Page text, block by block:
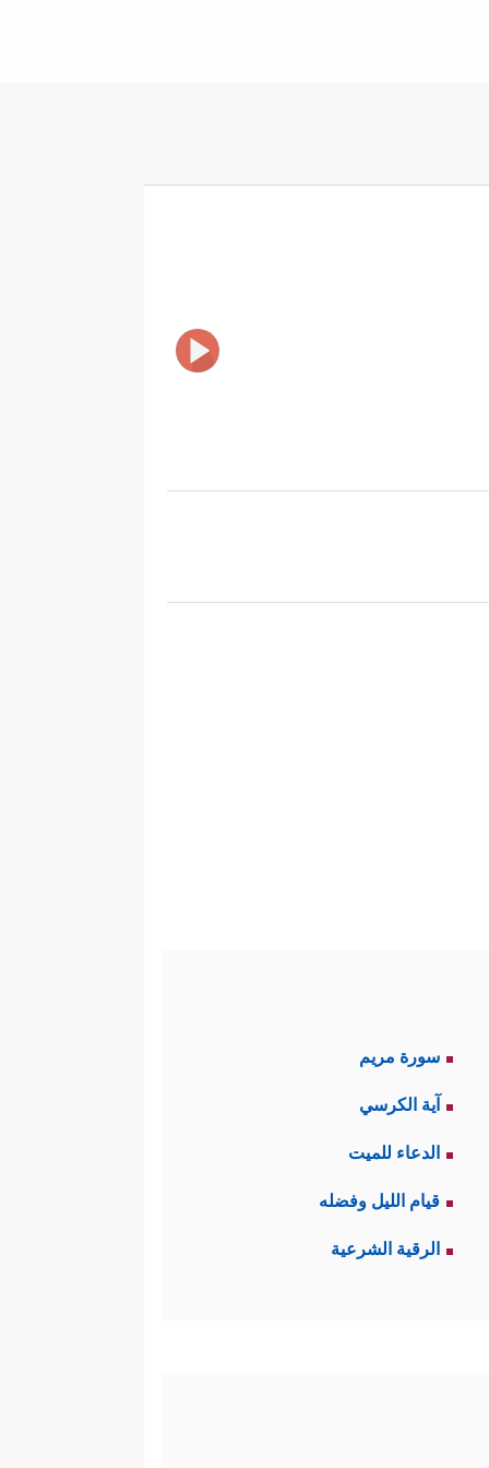
سورة مريم
آية الكرسي
الدعاء للميت
قيام الليل وفضله
الرقية الشرعية